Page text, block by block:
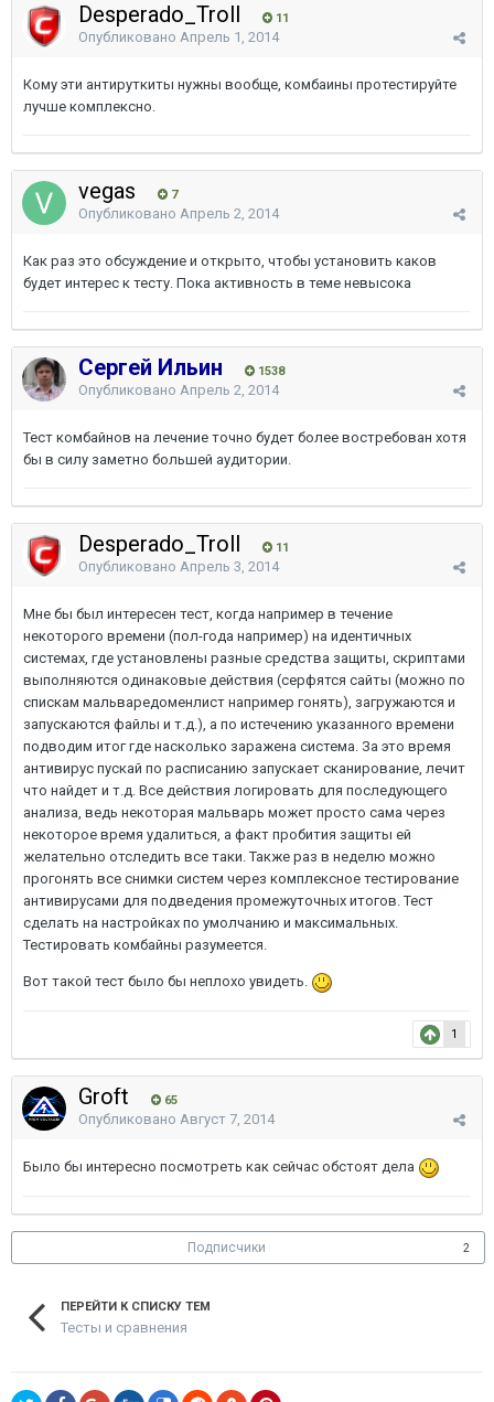
Desperado_Troll 11
Опубликовано Апрель 1, 2014
Кому эти антируткиты нужны вообще, комбаины протестируйте
лучше комплексно.
vegas 7
Опубликовано Апрель 2, 2014
Как раз это обсуждение и открыто, чтобы установить каков
будет интерес к тесту. Пока активность в теме невысока
Сергей Ильин 1538
Опубликовано Апрель 2, 2014
Тест комбайнов на лечение точно будет более востребован хотя
бы в силу заметно большей аудитории.
Desperado_Troll 11
Опубликовано Апрель 3, 2014
Мне бы был интересен тест, когда например в течение
некоторого времени (пол-года например) на идентичных
системах, где установлены разные средства защиты, скриптами
выполняются одинаковые действия (серфятся сайты (можно по
спискам мальваредоменлист например гонять), загружаются и
запускаются файлы и т.д.), а по истечению указанного времени
подводим итог где насколько заражена система. За это время
антивирус пускай по расписанию запускает сканирование, лечит
что найдет и т.д. Все действия логировать для последующего
анализа, ведь некоторая мальварь может просто сама через
некоторое время удалиться, а факт пробития защиты ей
желательно отследить все таки. Также раз в неделю можно
прогонять все снимки систем через комплексное тестирование
антивирусами для подведения промежуточных итогов. Тест
сделать на настройках по умолчанию и максимальных.
Тестировать комбайны разумеется.
Вот такой тест было бы неплохо увидеть.
1
Groft 65
Опубликовано Август 7, 2014
Было бы интересно посмотреть как сейчас обстоят дела
Подписчики 2
ПЕРЕЙТИ К СПИСКУ ТЕМ
Тесты и сравнения